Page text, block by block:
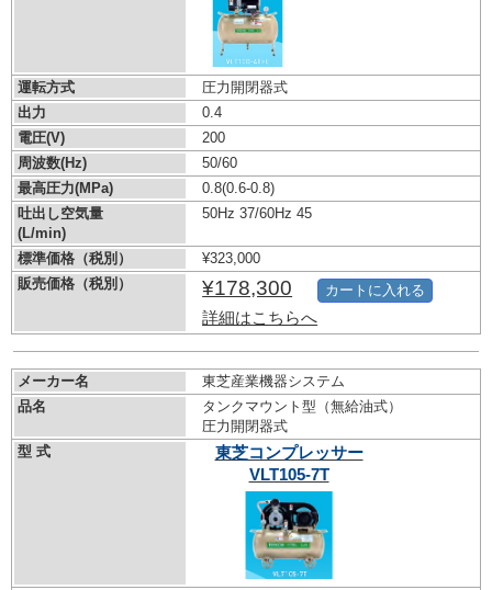
運転方式
圧力開閉器式
出力
0.4
電圧(V)
200
周波数(Hz)
50/60
最高圧力(MPa)
0.8(0.6-0.8)
吐出し空気量
(L/min)
50Hz 37/60Hz 45
標準価格（税別）
¥323,000
販売価格（税別）
¥178,300
詳細はこちらへ
カートに入れる
メーカー名
東芝産業機器システム
品名
タンクマウント型（無給油式）
圧力開閉器式
型 式
東芝コンプレッサー
VLT105-7T